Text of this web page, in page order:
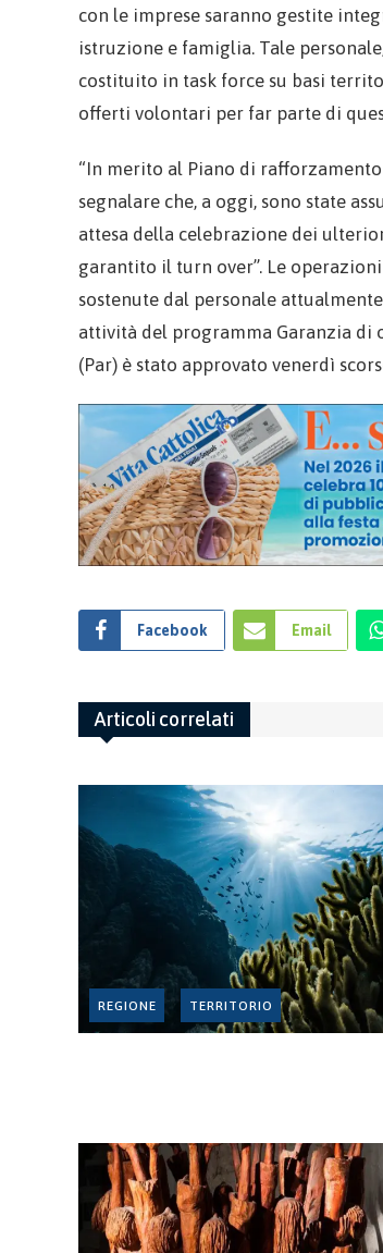
con le imprese saranno gestite
istruzione e famiglia. Tale
costituito in task force su basi
offerti volontari per far parte di
“In merito al Piano di rafforzamento
segnalare che, a oggi, sono state
attesa della celebrazione dei
garantito il turn over”. Le
sostenute dal personale
attività del programma Garanzia
(Par) è stato approvato venerdì
Facebook Email
Articoli correlati
REGIONE TERRITORIO